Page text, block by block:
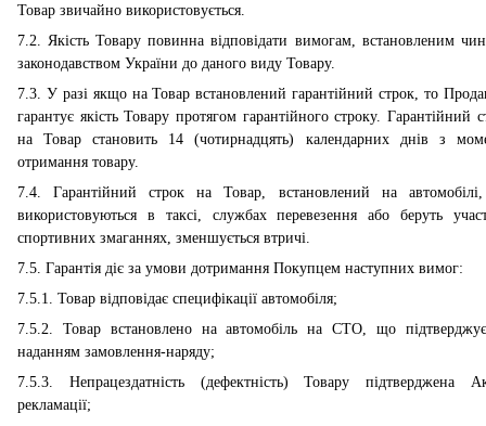
Товар звичайно використовується.
7.2. Якість Товару повинна відповідати вимогам, встановленим
законодавством України до даного виду Товару.
7.3. У разі якщо на Товар встановлений гарантійний строк, то
гарантує якість Товару протягом гарантійного строку. Гарантійний
на Товар становить 14 (чотирнадцять) календарних днів з
отримання товару.
7.4. Гарантійний строк на Товар, встановлений на
використовуються в таксі, службах перевезення або беруть
спортивних змаганнях, зменшується втричі.
7.5. Гарантія діє за умови дотримання Покупцем наступних вимог:
7.5.1. Товар відповідає специфікації автомобіля;
7.5.2. Товар встановлено на автомобіль на СТО, що
наданням замовлення-наряду;
7.5.3. Непрацездатність (дефектність) Товару підтверджена
рекламації;